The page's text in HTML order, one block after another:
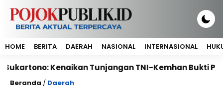
HOME BERITA DAERAH NASIONAL INTERNASIONAL
Kenaikan Tunjangan TNI-Kemhan Bukti Perhatian
Beranda / Daerah